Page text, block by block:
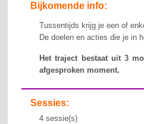
Bijkomende info:
Tussentijds krijg je een of
De doelen en acties die je in
Het traject bestaat uit 3
afgesproken moment.
Sessies:
4 sessie(s)